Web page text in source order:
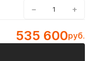
− +
535 600руб.